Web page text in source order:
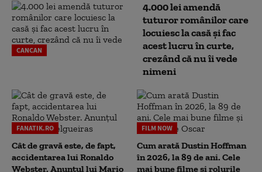
CANCAN
4.000 lei amendă
tuturor românilor care
locuiesc la casă și fac
acest lucru în curte,
crezând că nu îi vede
nimeni
FANATIK.RO
Cât de gravă este, de fapt,
accidentarea lui Ronaldo
Webster. Anunțul lui Mario
FILM NOW
Cum arată Dustin Hoffman
în 2026, la 89 de ani. Cele
mai bune filme și rolurile